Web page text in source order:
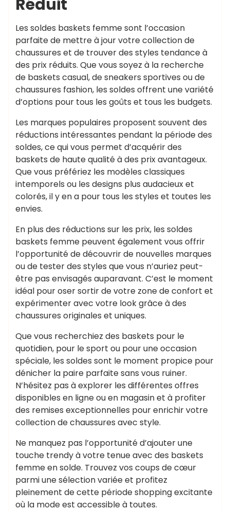
Les soldes baskets femme sont l’occasion
parfaite de mettre à jour votre collection de
chaussures et de trouver des styles tendance à
des prix réduits. Que vous soyez à la recherche
de baskets casual, de sneakers sportives ou de
chaussures fashion, les soldes offrent une variété
d’options pour tous les goûts et tous les budgets.
Les marques populaires proposent souvent des
réductions intéressantes pendant la période des
soldes, ce qui vous permet d’acquérir des
baskets de haute qualité à des prix avantageux.
Que vous préfériez les modèles classiques
intemporels ou les designs plus audacieux et
colorés, il y en a pour tous les styles et toutes les
envies.
En plus des réductions sur les prix, les soldes
baskets femme peuvent également vous offrir
l’opportunité de découvrir de nouvelles marques
ou de tester des styles que vous n’auriez peut-
être pas envisagés auparavant. C’est le moment
idéal pour oser sortir de votre zone de confort et
expérimenter avec votre look grâce à des
chaussures originales et uniques.
Que vous recherchiez des baskets pour le
quotidien, pour le sport ou pour une occasion
spéciale, les soldes sont le moment propice pour
dénicher la paire parfaite sans vous ruiner.
N’hésitez pas à explorer les différentes offres
disponibles en ligne ou en magasin et à profiter
des remises exceptionnelles pour enrichir votre
collection de chaussures avec style.
Ne manquez pas l’opportunité d’ajouter une
touche trendy à votre tenue avec des baskets
femme en solde. Trouvez vos coups de cœur
parmi une sélection variée et profitez
pleinement de cette période shopping excitante
où la mode est accessible à toutes.